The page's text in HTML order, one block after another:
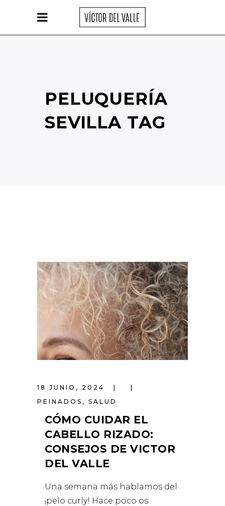
PELUQUERÍA
SEVILLA TAG
18 JUNIO, 2024
PEINADOS , SALUD
CÓMO CUIDAR EL
CABELLO RIZADO:
CONSEJOS DE VICTOR
DEL VALLE
Una semana más hablamos del
¡pelo curly! Hace poco os